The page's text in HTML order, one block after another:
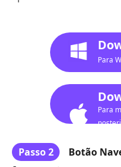
Para
Para
Passo 2
Botão